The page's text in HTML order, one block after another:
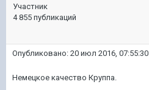
Участник
4 855 публикаций
Опубликовано: 20 июл 2016, 07:55:30
Немецкое качество Круппа.